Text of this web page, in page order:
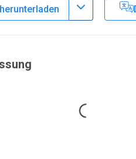
2,Robin J. M. Franklin2,3,
Loading...